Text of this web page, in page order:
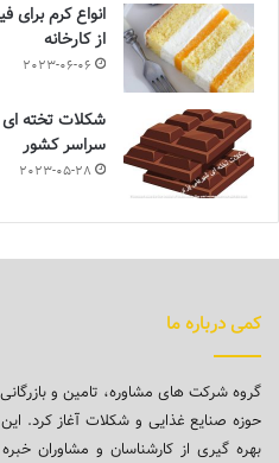
انواع کرم
از کارخانه
2023-06-06
سراسر کشور
2023-05-28
کمی درباره ما
حوزه صنایع غذایی و شکلات آغاز کرد.
بهره گیری از کارشناسان و مشاوران